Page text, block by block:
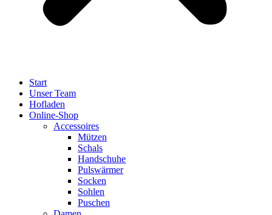
Start
Unser Team
Hofladen
Online-Shop
Accessoires
Mützen
Schals
Handschuhe
Pulswärmer
Socken
Sohlen
Puschen